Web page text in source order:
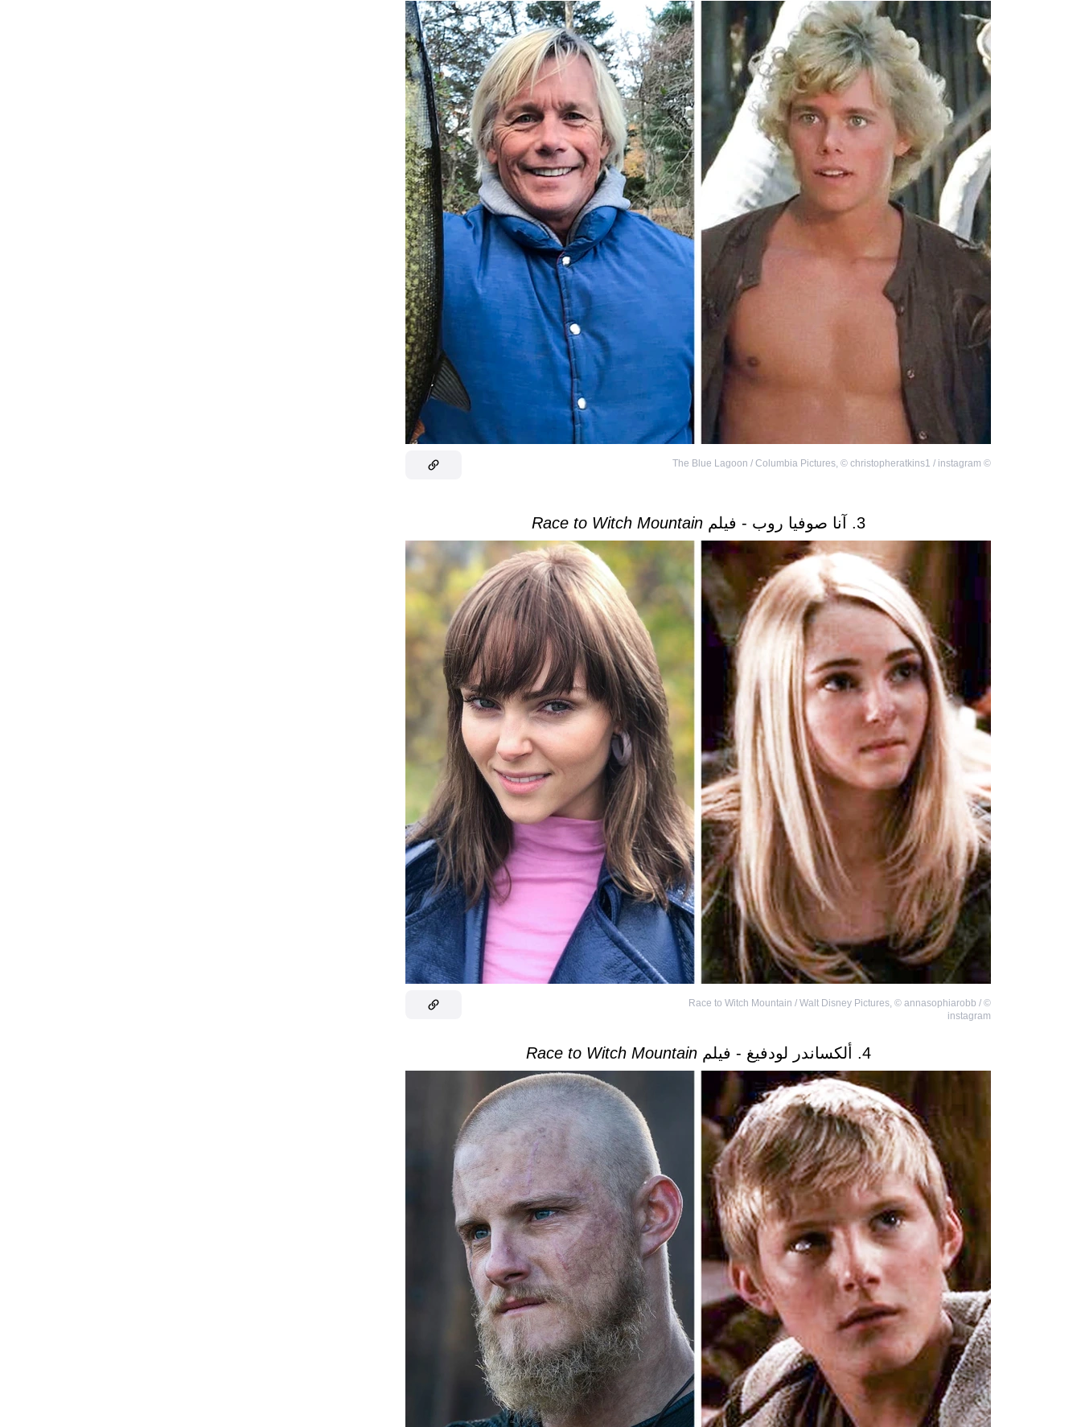
©
The Blue Lagoon / Columbia Pictures, © christopheratkins1 / instagram
3. آنا صوفيا روب - فيلم Race to Witch Mountain
©
Race to Witch Mountain / Walt Disney Pictures, © annasophiarobb /
instagram
4. ألكساندر لودفيغ - فيلم Race to Witch Mountain